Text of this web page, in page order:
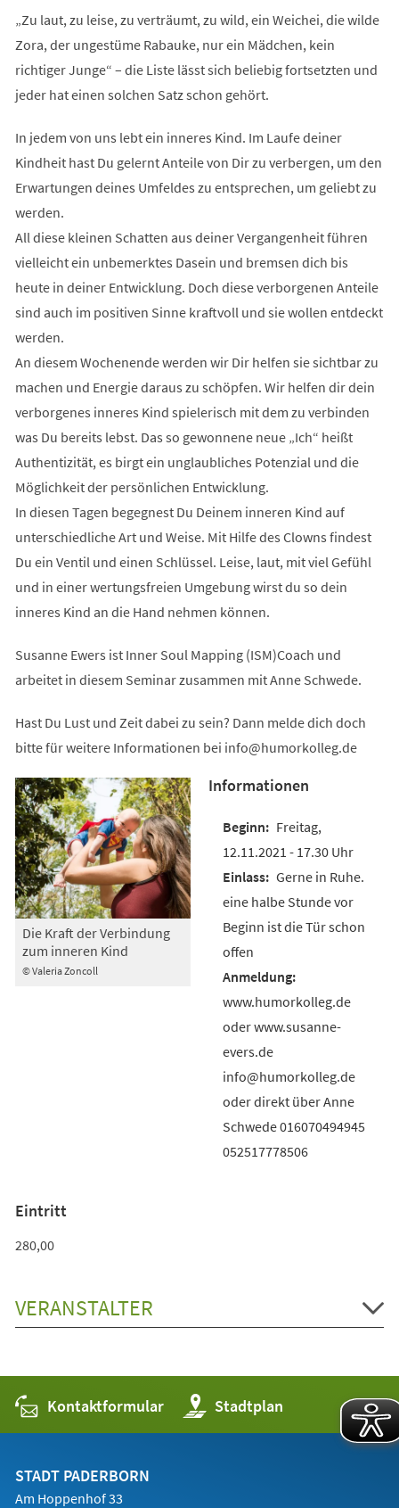
„Zu laut, zu leise, zu verträumt, zu wild, ein Weichei, die wilde
Zora, der ungestüme Rabauke, nur ein Mädchen, kein
richtiger Junge“ – die Liste lässt sich beliebig fortsetzten und
jeder hat einen solchen Satz schon gehört.
In jedem von uns lebt ein inneres Kind. Im Laufe deiner
Kindheit hast Du gelernt Anteile von Dir zu verbergen, um den
Erwartungen deines Umfeldes zu entsprechen, um geliebt zu
werden.
All diese kleinen Schatten aus deiner Vergangenheit führen
vielleicht ein unbemerktes Dasein und bremsen dich bis
heute in deiner Entwicklung. Doch diese verborgenen Anteile
sind auch im positiven Sinne kraftvoll und sie wollen entdeckt
werden.
An diesem Wochenende werden wir Dir helfen sie sichtbar zu
machen und Energie daraus zu schöpfen. Wir helfen dir dein
verborgenes inneres Kind spielerisch mit dem zu verbinden
was Du bereits lebst. Das so gewonnene neue „Ich“ heißt
Authentizität, es birgt ein unglaubliches Potenzial und die
Möglichkeit der persönlichen Entwicklung.
In diesen Tagen begegnest Du Deinem inneren Kind auf
unterschiedliche Art und Weise. Mit Hilfe des Clowns findest
Du ein Ventil und einen Schlüssel. Leise, laut, mit viel Gefühl
und in einer wertungsfreien Umgebung wirst du so dein
inneres Kind an die Hand nehmen können.
Susanne Ewers ist Inner Soul Mapping (ISM)Coach und
arbeitet in diesem Seminar zusammen mit Anne Schwede.
Hast Du Lust und Zeit dabei zu sein? Dann melde dich doch
bitte für weitere Informationen bei info humorkolleg de
© Valeria Zoncoll
Die Kraft der Verbindung
zum inneren Kind
Informationen
Freitag,
12.11.2021 - 17.30 Uhr
Gerne in Ruhe.
eine halbe Stunde vor
Beginn ist die Tür schon
offen
www.humorkolleg.de
oder www.susanne-
evers.de
info@humorkolleg.de
oder direkt über Anne
Schwede 016070494945
052517778506
Eintritt
280,00
VERANSTALTER
Kontaktformular Stadtplan
(Öffnet
in
einem
STADT PADERBORN
Am Hoppenhof 33